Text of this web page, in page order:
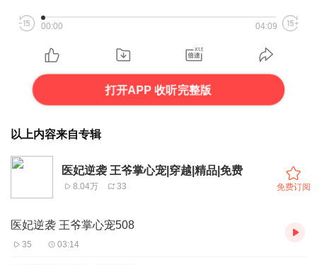
00:00 04:09
打开APP 收听完整版
以上内容来自专辑
医妃逆袭 王爷掌心宠|穿越|精品|免费
8.04万 33 免费订阅
医妃逆袭 王爷掌心宠508
35 03:14